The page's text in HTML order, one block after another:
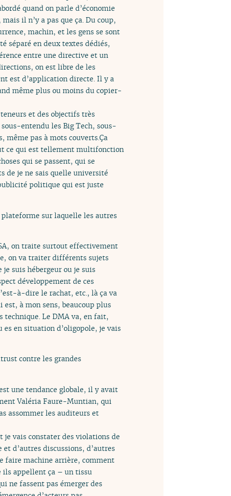
quand on parle d’économie
il n’y a pas que ça. Du coup,
machin, et les gens se sont
séparé en deux textes dédiés,
entre une directive et un
on est libre de les
est d’application directe. Il y a
même plus ou moins du copier-
et des objectifs très
entendu les Big Tech, sous-
même pas à mots couverts.Ça
ce qui est tellement multifonction
qui se passent, qui se
de je ne sais quelle université
politique qui est juste
sur laquelle les autres
on traite surtout effectivement
on va traiter différents sujets
suis hébergeur ou je suis
développement de ces
à-dire le rachat, etc., là ça va
à mon sens, beaucoup plus
technique. Le DMA va, en fait,
en situation d’oligopole, je vais
contre les grandes
une tendance globale, il y avait
Valéria Faure-Muntian, qui
assommer les auditeurs et
vais constater des violations de
et d’autres discussions, d’autres
faire machine arrière, comment
ils appellent ça – un tissu
ne fassent pas émerger des